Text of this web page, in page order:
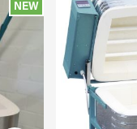
NEW